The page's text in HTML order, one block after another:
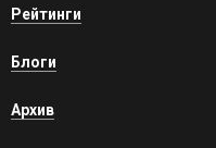
Рейтинги
Блоги
Архив